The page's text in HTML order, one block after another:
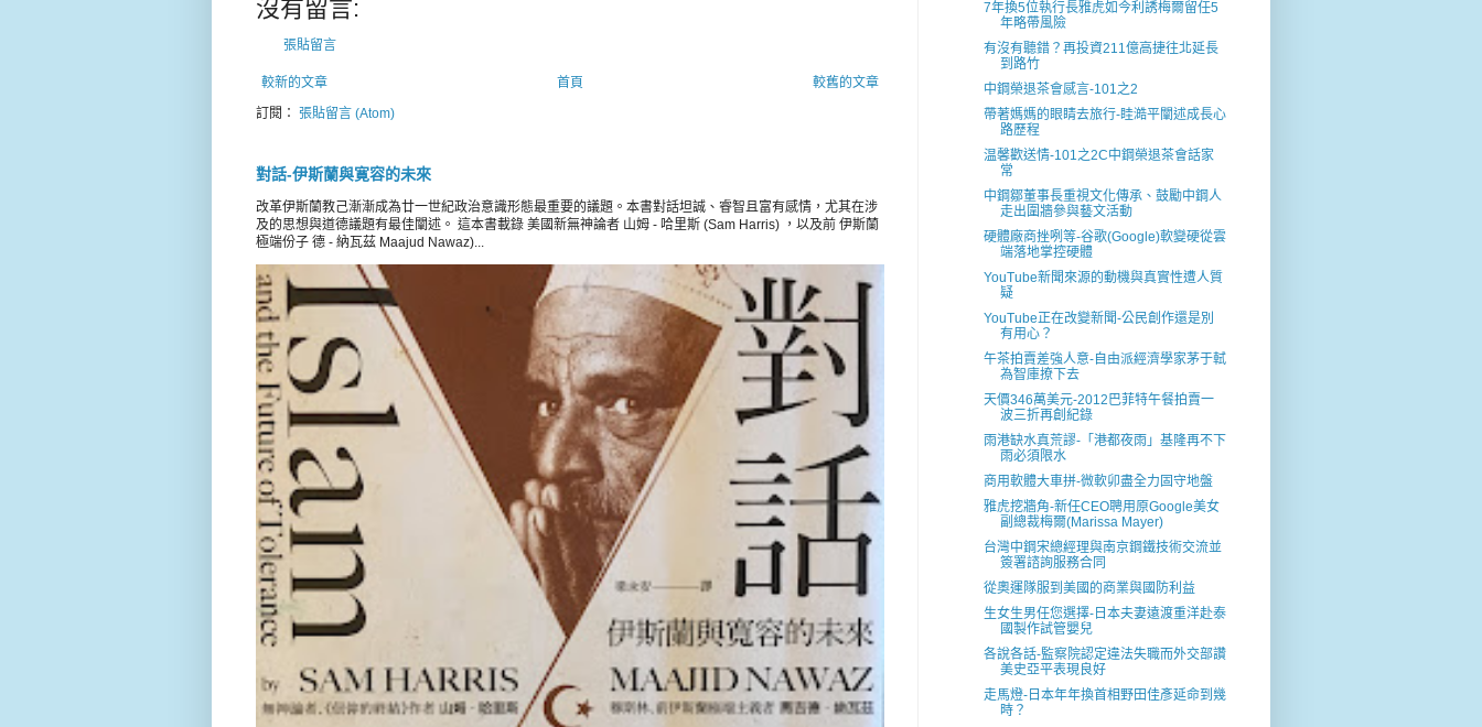
沒有留言:
張貼留言
較新的文章 較舊的文章
首頁
訂閱： 張貼留言 (Atom)
對話-伊斯蘭與寛容的未來
改革伊斯蘭教己漸漸成為廿一世紀政治意識形態最重要的議題。本書對話坦誠、睿智且富有感情，尤其在涉
及的思想與道德議題有最佳闡述。 這本書載錄 美國新無神論者 山姆 - 哈里斯 (Sam Harris) ，以及前 伊斯蘭
極端份子 德 - 納瓦茲 Maajud Nawaz)...
7年換5位執行長雅虎如今利誘梅爾留任5
年略帶風險
有沒有聽錯？再投資211億高捷往北延長
到路竹
中鋼榮退茶會感言-101之2
帶著媽媽的眼睛去旅行-眭澔平闡述成長心
路歷程
温馨歡送情-101之2C中鋼榮退茶會話家
常
中鋼鄒董事長重視文化傳承、鼓勵中鋼人
走出圍牆參與藝文活動
硬體廠商挫咧等-谷歌(Google)軟變硬從雲
端落地掌控硬體
YouTube新聞來源的動機與真實性遭人質
疑
YouTube正在改變新聞-公民創作還是別
有用心？
午茶拍賣差強人意-自由派經濟學家茅于軾
為智庫撩下去
天價346萬美元-2012巴菲特午餐拍賣一
波三折再創紀錄
雨港缺水真荒謬-「港都夜雨」基隆再不下
雨必須限水
商用軟體大車拼-微軟卯盡全力固守地盤
雅虎挖牆角-新任CEO聘用原Google美女
副總裁梅爾(Marissa Mayer)
台灣中鋼宋總經理與南京鋼鐵技術交流並
簽署諮詢服務合同
從奧運隊服到美國的商業與國防利益
生女生男任您選擇-日本夫妻遠渡重洋赴泰
國製作試管嬰兒
各說各話-監察院認定違法失職而外交部讚
美史亞平表現良好
走馬燈-日本年年換首相野田佳彥延命到幾
時？